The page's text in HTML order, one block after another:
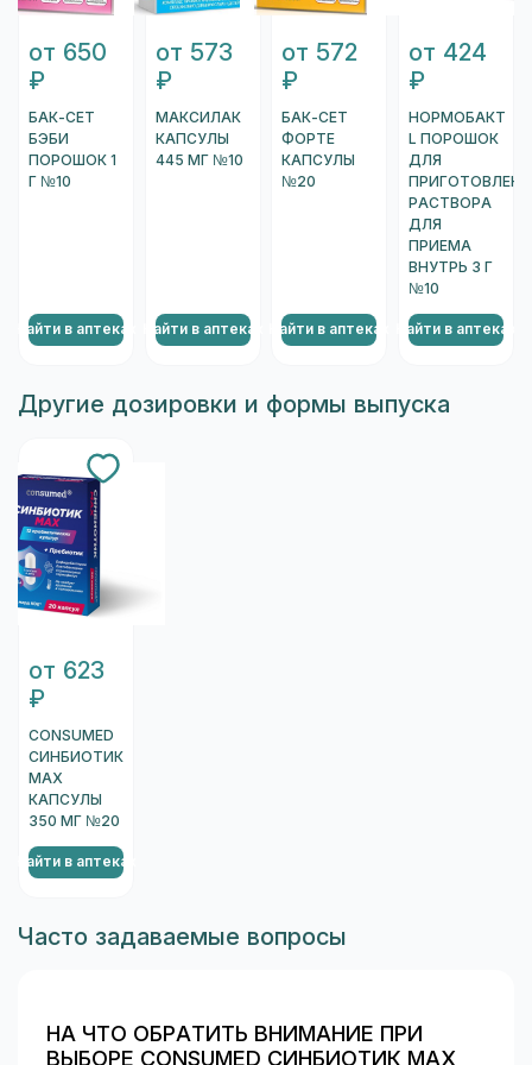
от 650
₽
БАК-СЕТ
БЭБИ
ПОРОШОК 1
Г №10
Найти в аптеках
от 573
₽
МАКСИЛАК
КАПСУЛЫ
445 МГ №10
Найти в аптеках
от 572
₽
БАК-СЕТ
ФОРТЕ
КАПСУЛЫ
№20
Найти в аптеках
от 424
₽
НОРМОБАКТ
L ПОРОШОК
ДЛЯ
РАСТВОРА
ДЛЯ
ПРИЕМА
ВНУТРЬ 3 Г
№10
Найти в аптеках
Другие дозировки и формы выпуска
от 623
₽
CONSUMED
СИНБИОТИК
MAX
КАПСУЛЫ
350 МГ №20
Найти в аптеках
Часто задаваемые вопросы
НА ЧТО ОБРАТИТЬ ВНИМАНИЕ ПРИ
ВЫБОРЕ CONSUMED СИНБИОТИК MAX